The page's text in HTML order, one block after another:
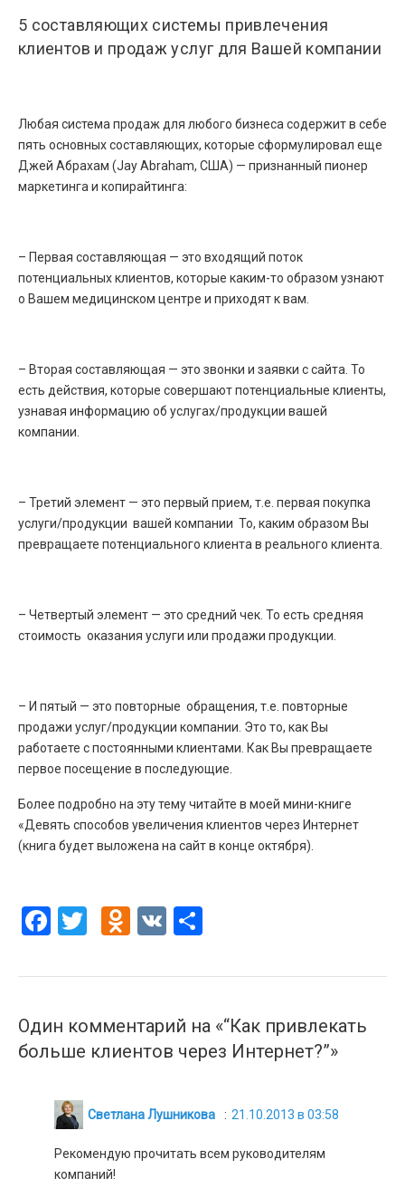
5 составляющих системы привлечения
клиентов и продаж услуг для Вашей компании
Любая система продаж для любого бизнеса содержит в себе
пять основных составляющих, которые сформулировал еще
Джей Абрахам (Jay Abraham, США) — признанный пионер
маркетинга и копирайтинга:
– Первая составляющая — это входящий поток
потенциальных клиентов, которые каким-то образом узнают
о Вашем медицинском центре и приходят к вам.
– Вторая составляющая — это звонки и заявки с сайта. То
есть действия, которые совершают потенциальные клиенты,
узнавая информацию об услугах/продукции вашей
компании.
– Третий элемент — это первый прием, т.е. первая покупка
услуги/продукции вашей компании То, каким образом Вы
превращаете потенциального клиента в реального клиента.
– Четвертый элемент — это средний чек. То есть средняя
стоимость оказания услуги или продажи продукции.
– И пятый — это повторные обращения, т.е. повторные
продажи услуг/продукции компании. Это то, как Вы
работаете с постоянными клиентами. Как Вы превращаете
первое посещение в последующие.
Более подробно на эту тему читайте в моей мини-книге
«Девять способов увеличения клиентов через Интернет
(книга будет выложена на сайт в конце октября).
Facebook
TwitterOdnoklassniki
VK
Один комментарий на «“Как привлекать
больше клиентов через Интернет?”»
Светлана Лушникова : 21.10.2013 в 03:58
Рекомендую прочитать всем руководителям
компаний!